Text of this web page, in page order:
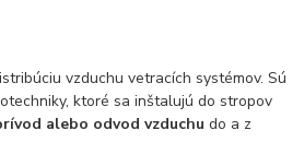
vzduchu vetracích systémov. Sú
ktoré sa inštalujú do stropov
alebo odvod vzduchu do a z